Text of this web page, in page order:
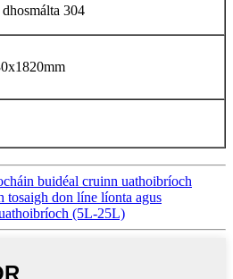
304
buidéal cruinn uathoibríoch
tosaigh don líne líonta agus
(5L-25L)